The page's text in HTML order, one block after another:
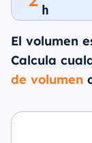
h
El volumen
Calcula
de volumen